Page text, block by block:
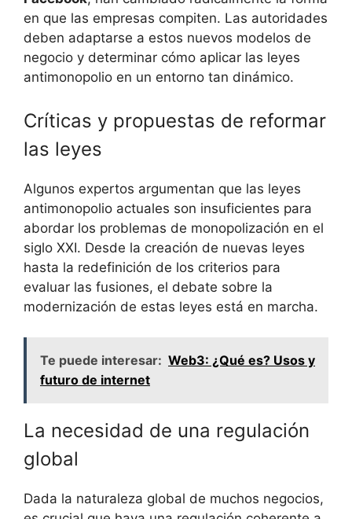
en que las empresas compiten. Las autoridades
deben adaptarse a estos nuevos modelos de
negocio y determinar cómo aplicar las leyes
antimonopolio en un entorno tan dinámico.
Críticas y propuestas de reformar
las leyes
Algunos expertos argumentan que las leyes
antimonopolio actuales son insuficientes para
abordar los problemas de monopolización en el
siglo XXI. Desde la creación de nuevas leyes
hasta la redefinición de los criterios para
evaluar las fusiones, el debate sobre la
modernización de estas leyes está en marcha.
Te puede interesar: Web3: ¿Qué es? Usos y
futuro de internet
La necesidad de una regulación
global
Dada la naturaleza global de muchos negocios,